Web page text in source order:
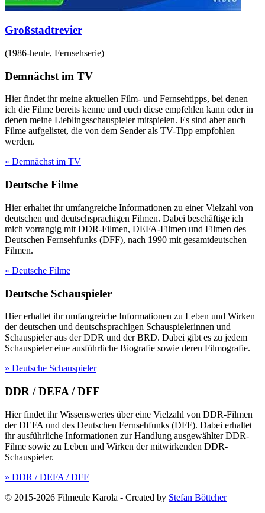
Großstadtrevier
(1986-heute, Fernsehserie)
Demnächst im TV
Hier findet ihr meine aktuellen Film- und Fernsehtipps, bei denen
ich die Filme bereits kenne und euch diese empfehlen kann oder in
denen meine Lieblingsschauspieler mitspielen. Es sind aber auch
Filme aufgelistet, die von dem Sender als TV-Tipp empfohlen
werden.
» Demnächst im TV
Deutsche Filme
Hier erhaltet ihr umfangreiche Informationen zu einer Vielzahl von
deutschen und deutschsprachigen Filmen. Dabei beschäftige ich
mich vorrangig mit DDR-Filmen, DEFA-Filmen und Filmen des
Deutschen Fernsehfunks (DFF), nach 1990 mit gesamtdeutschen
Filmen.
» Deutsche Filme
Deutsche Schauspieler
Hier erhaltet ihr umfangreiche Informationen zu Leben und Wirken
der deutschen und deutschsprachigen Schauspielerinnen und
Schauspieler aus der DDR und der BRD. Dabei gibt es zu jedem
Schauspieler eine ausführliche Biografie sowie deren Filmografie.
» Deutsche Schauspieler
DDR / DEFA / DFF
Hier findet ihr Wissenswertes über eine Vielzahl von DDR-Filmen
der DEFA und des Deutschen Fernsehfunks (DFF). Dabei erhaltet
ihr ausführliche Informationen zur Handlung ausgewählter DDR-
Filme sowie zu Leben und Wirken der mitwirkenden DDR-
Schauspieler.
» DDR / DEFA / DFF
© 2015-2026 Filmeule Karola - Created by Stefan Böttcher